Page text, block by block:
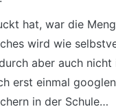
hat, war die
wird wie
aber auch
erst einmal
in der Schule…